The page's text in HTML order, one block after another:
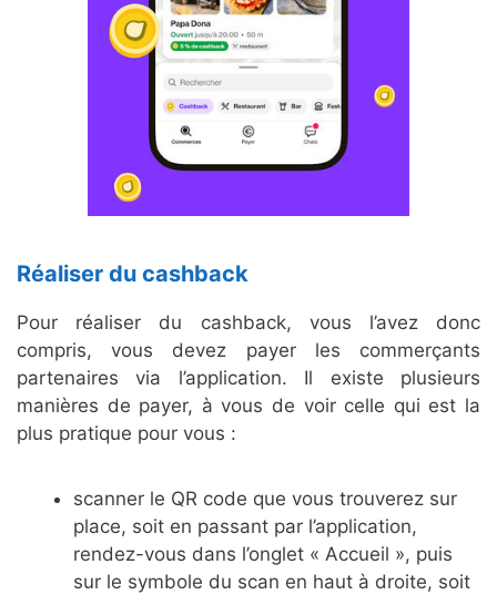
Réaliser du cashback
Pour réaliser du cashback, vous l’avez donc
compris, vous devez payer les commerçants
partenaires via l’application. Il existe plusieurs
manières de payer, à vous de voir celle qui est la
plus pratique pour vous :
scanner le QR code que vous trouverez sur
place, soit en passant par l’application,
rendez-vous dans l’onglet « Accueil », puis
sur le symbole du scan en haut à droite, soit